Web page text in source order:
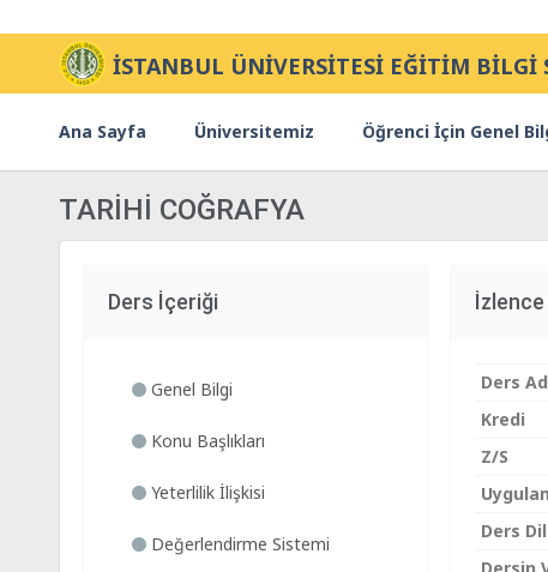
İSTANBUL ÜNİVERSİTESİ EĞİTİM BİLGİ
Ana Sayfa Üniversitemiz Öğrenci İçin Genel
TARİHİ COĞRAFYA
Ders İçeriği
Genel Bilgi
Konu Başlıkları
Yeterlilik İlişkisi
Değerlendirme Sistemi
Ders
Kredi
Z/S
Ders